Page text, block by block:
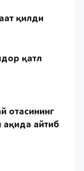
қилди
қатл
отасининг
айтиб